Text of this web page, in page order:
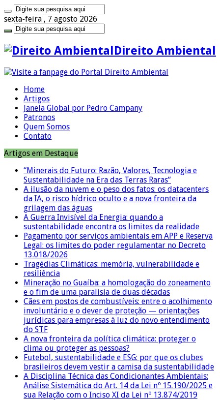
sexta-feira , 7 agosto 2026
Direito Ambiental
Home
Artigos
Janela Global por Pedro Campany
Patronos
Quem Somos
Contato
Artigos em Destaque
“Minerais do Futuro: Razão, Valores, Tecnologia e
Sustentabilidade na Era das Terras Raras”
A ilusão da nuvem e o peso dos fatos: os datacenters
da IA, o risco hídrico oculto e a nova fronteira da
grilagem das águas
A Guerra Invisível da Energia: quando a
sustentabilidade encontra os limites da realidade
Pagamento por serviços ambientais em APP e Reserva
Legal: os limites do poder regulamentar no Decreto
13.018/2026
Tragédias Climáticas: memória, vulnerabilidade e
resiliência
Mineração no Guaíba: a homologação do zoneamento
e o fim de uma paralisia de duas décadas
Cães em postos de combustíveis: entre o acolhimento
involuntário e o dever de proteção — orientações
jurídicas para empresas à luz do novo entendimento
do STF
A nova fronteira da política climática: proteger o
clima ou proteger as pessoas?
Futebol, sustentabilidade e ESG: por que os clubes
brasileiros devem vestir a camisa da sustentabilidade
A Disciplina Técnica das Condicionantes Ambientais:
Análise Sistemática do Art. 14 da Lei nº 15.190/2025 e
sua Relação com o Inciso XI da Lei nº 13.874/2019